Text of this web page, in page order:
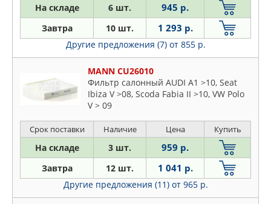
На складе 6 шт. 945 р.
Завтра 10 шт. 1 293 р.
Другие предложения (7) от 855 р.
MANN CU26010
Фильтр салонный AUDI A1 >10, Seat
Ibiza V >08, Scoda Fabia II >10, VW Polo
V > 09
Срок поставки Наличие Цена Купить
На складе 3 шт. 959 р.
Завтра 12 шт. 1 041 р.
Другие предложения (11) от 965 р.